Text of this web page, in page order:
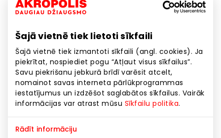
Šajā vietnē tiek lietoti sīkfaili
Šajā vietnē tiek izmantoti sīkfaili (angl. cookies). Ja
piekrītat, nospiediet pogu “Atļaut visus sīkfailus”.
Savu piekrišanu jebkurā brīdī varēsit atcelt,
nomainot savas interneta pārlūkprogrammas
iestatījumus un izdzēšot saglabātos sīkfailus. Vairāk
informācijas var atrast mūsu Sīkfailu politika.
Rādīt informāciju